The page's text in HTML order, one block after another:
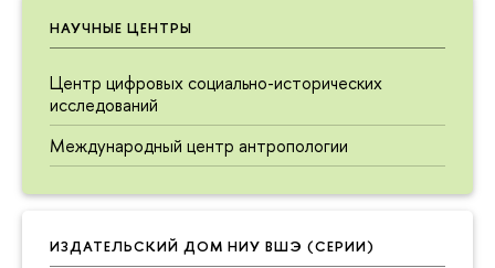
НАУЧНЫЕ ЦЕНТРЫ
Центр цифровых социально-исторических
исследований
Международный центр антропологии
ИЗДАТЕЛЬСКИЙ ДОМ НИУ ВШЭ (СЕРИИ)